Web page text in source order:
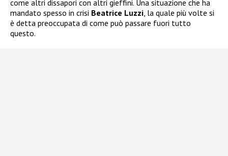
come altri dissapori con altri gieffini. Una situazione che ha
mandato spesso in crisi Beatrice Luzzi, la quale più volte si
è detta preoccupata di come può passare fuori tutto
questo.